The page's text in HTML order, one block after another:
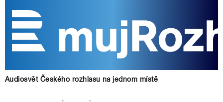
Audiosvět Českého rozhlasu na jednom místě